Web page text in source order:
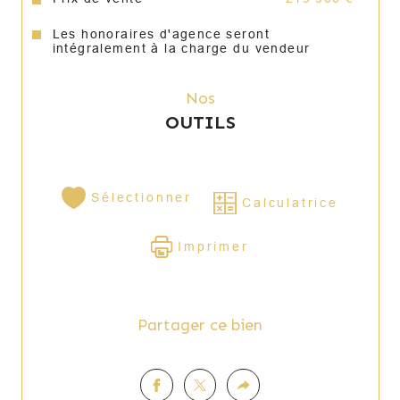
Les honoraires d'agence seront
intégralement à la charge du vendeur
Nos
OUTILS
Sélectionner Calculatrice
Imprimer
Partager ce bien